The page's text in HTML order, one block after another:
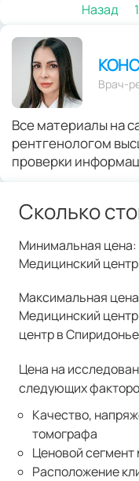
Назад 1
Врач-
Все материалы на
рентгенологом
проверки
Сколько
Минимальная цена:
Медицинский
Максимальная
Медицинский
центр в
Цена на
следующих
Качество,
томографа
Ценовой
Расположение